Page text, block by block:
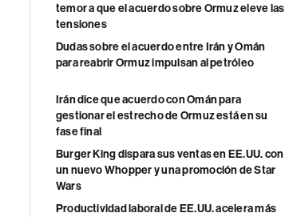
temor a que el acuerdo sobre Ormuz eleve las
tensiones
Dudas sobre el acuerdo entre Irán y Omán
para reabrir Ormuz impulsan al petróleo
Irán dice que acuerdo con Omán para
gestionar el estrecho de Ormuz está en su
fase final
Burger King dispara sus ventas en EE.UU. con
un nuevo Whopper y una promoción de Star
Wars
Productividad laboral de EE.UU. acelera más